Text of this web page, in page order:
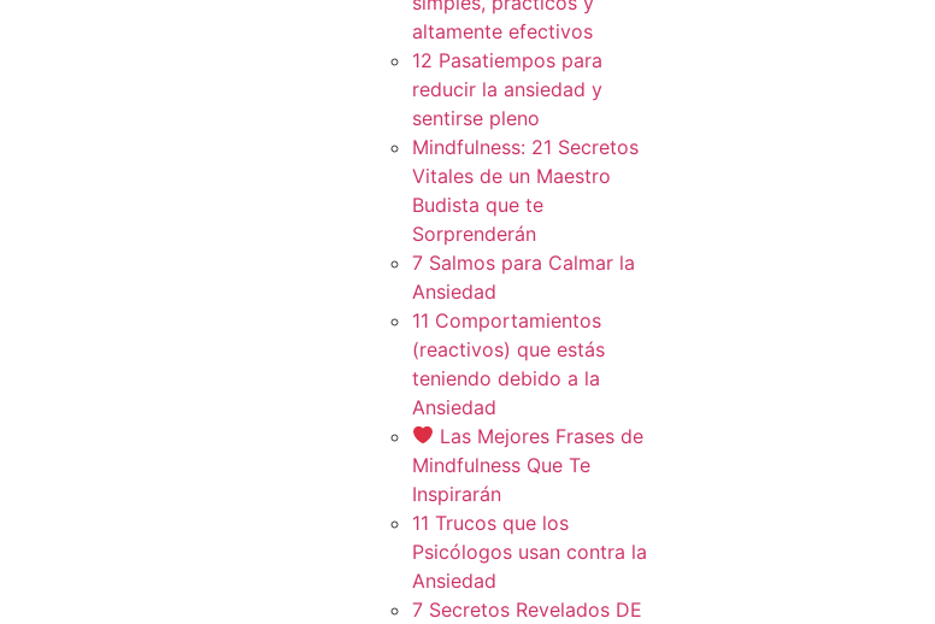
altamente efectivos
12 Pasatiempos para
reducir la ansiedad y
sentirse pleno
Mindfulness: 21 Secretos
Vitales de un Maestro
Budista que te
Sorprenderán
7 Salmos para Calmar la
Ansiedad
11 Comportamientos
(reactivos) que estás
teniendo debido a la
Ansiedad
Las Mejores Frases de
Mindfulness Que Te
Inspirarán
11 Trucos que los
Psicólogos usan contra la
Ansiedad
7 Secretos Revelados DE